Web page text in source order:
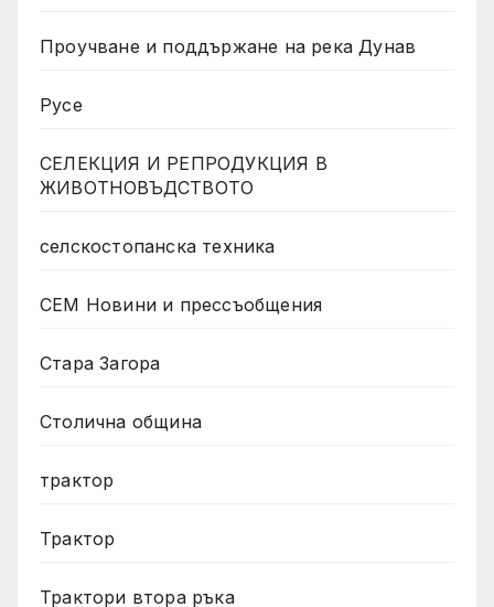
Проучване и поддържане на река Дунав
Русе
СЕЛЕКЦИЯ И РЕПРОДУКЦИЯ В
ЖИВОТНОВЪДСТВОТО
селскостопанска техника
СЕМ Новини и прессъобщения
Стара Загора
Столична община
трактор
Трактор
Трактори втора ръка